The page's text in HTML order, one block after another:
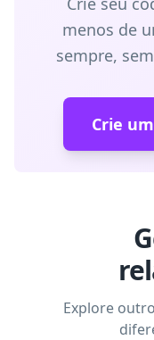
menos de
sempre,
Crie
Explore